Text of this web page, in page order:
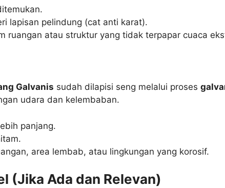
lapisan pelindung (cat anti karat).
ruangan atau struktur yang tidak terpapar cuaca
Galvanis sudah dilapisi seng melalui proses
udara dan kelembaban.
panjang.
area lembab, atau lingkungan yang korosif.
(Jika Ada dan Relevan)